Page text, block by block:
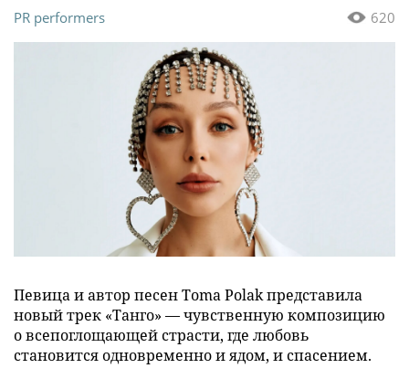
620
PR performers
Певица и автор песен Toma Polak представила
новый трек «Танго» — чувственную композицию
о всепоглощающей страсти, где любовь
становится одновременно и ядом, и спасением.